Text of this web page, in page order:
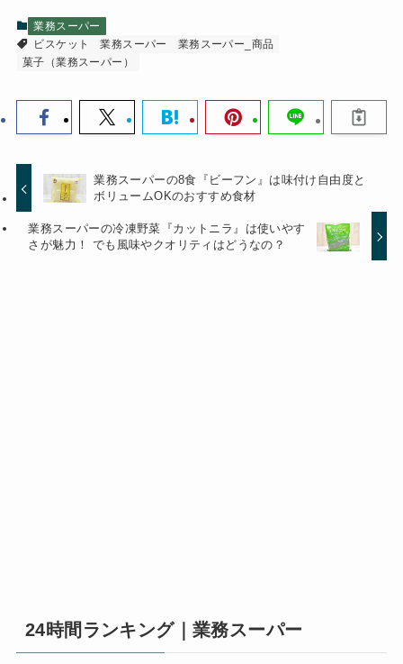
業務スーパー
ビスケット
業務スーパー
業務スーパー_商品
菓子（業務スーパー）
業務スーパーの8食『ビーフン』は味付け自由度と
ボリュームOKのおすすめ食材
業務スーパーの冷凍野菜『カットニラ』は使いやす
さが魅力！ でも風味やクオリティはどうなの？
24時間ランキング｜業務スーパー